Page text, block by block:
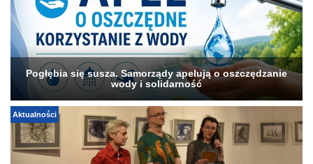
Pogłębia się susza. Samorządy apelują o oszczędzanie
wody i solidarność
Aktualności